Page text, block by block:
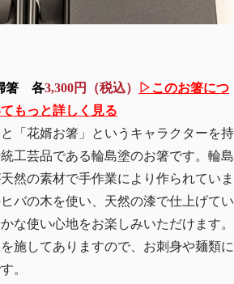
箸 各3,300円（税込）
▷このお箸につ
もっと詳しく見る
「花婿お箸」というキャラクターを持
工芸品である輪島塗のお箸です。輪島
然の素材で手作業により作られていま
バの木を使い、天然の漆で仕上げてい
な使い心地をお楽しみいただけます。
施してありますので、お刺身や麺類に
。